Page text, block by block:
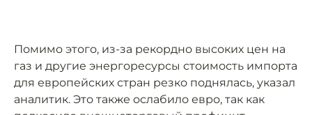
Помимо этого, из-за рекордно высоких цен на
газ и другие энергоресурсы стоимость импорта
для европейских стран резко поднялась, указал
аналитик. Это также ослабило евро, так как